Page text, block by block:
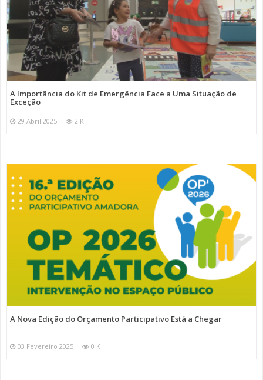
A Importância do Kit de Emergência Face a Uma Situação de
Exceção
29 Abril 2025 2 K
A Nova Edição do Orçamento Participativo Está a Chegar
03 Fevereiro 2025 0 K